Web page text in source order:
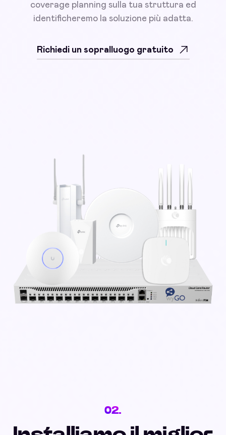
coverage planning sulla tua struttura ed
identificheremo la soluzione più adatta.
Richiedi un sopralluogo gratuito
02.